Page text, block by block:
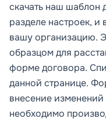
скачать наш шаблон
разделе настроек, и
вашу организацию.
образцом для
форме договора.
данной странице.
внесение
необходимо